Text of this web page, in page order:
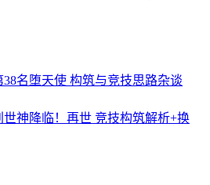
38名堕天使 构筑与竞技思路杂谈
世神降临！再世 竞技构筑解析+换